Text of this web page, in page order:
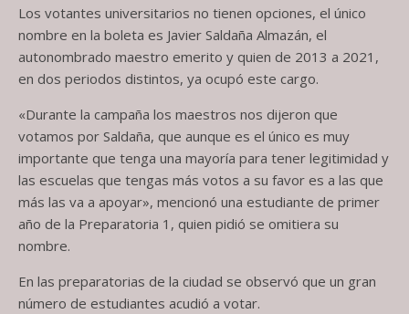
Los votantes universitarios no tienen opciones, el único
nombre en la boleta es Javier Saldaña Almazán, el
autonombrado maestro emerito y quien de 2013 a 2021,
en dos periodos distintos, ya ocupó este cargo.
«Durante la campaña los maestros nos dijeron que
votamos por Saldaña, que aunque es el único es muy
importante que tenga una mayoría para tener legitimidad y
las escuelas que tengas más votos a su favor es a las que
más las va a apoyar», mencionó una estudiante de primer
año de la Preparatoria 1, quien pidió se omitiera su
nombre.
En las preparatorias de la ciudad se observó que un gran
número de estudiantes acudió a votar.